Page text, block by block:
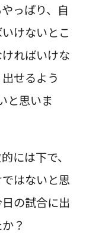
っぱり、自
けないとこ
ればいけな
せるよう
と思いま
には下で、
はないと思
の試合に出
？